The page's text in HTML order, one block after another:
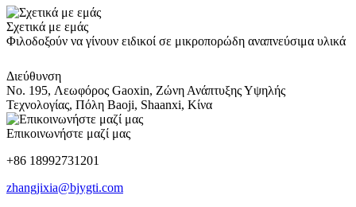
Σχετικά με εμάς
Φιλοδοξούν να γίνουν ειδικοί σε μικροπορώδη αναπνεύσιμα υλικά
Διεύθυνση
No. 195, Λεωφόρος Gaoxin, Ζώνη Ανάπτυξης Υψηλής
Τεχνολογίας, Πόλη Baoji, Shaanxi, Κίνα
Επικοινωνήστε μαζί μας
+86 18992731201
zhangjixia@bjygti.com